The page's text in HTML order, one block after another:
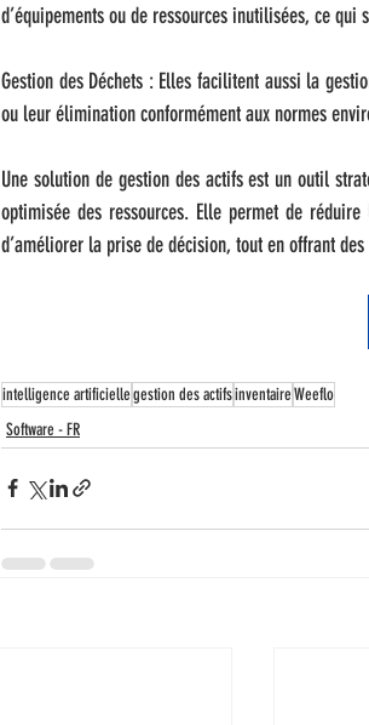
d’équipements ou de ressources inutilisées, ce qui
Gestion des Déchets : Elles facilitent aussi la
ou leur élimination conformément aux normes
Une solution de gestion des actifs est un outil
optimisée des ressources. Elle permet de
d’améliorer la prise de décision, tout en offrant
intelligence artificiellegestion des actifsinventaireWeeflo
Software - FR